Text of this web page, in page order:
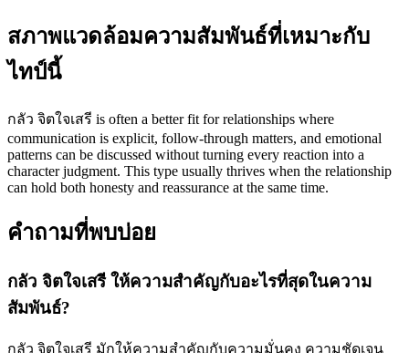
สภาพแวดล้อมความสัมพันธ์ที่เหมาะกับ
ไทป์นี้
กลัว จิตใจเสรี is often a better fit for relationships where
communication is explicit, follow-through matters, and emotional
patterns can be discussed without turning every reaction into a
character judgment. This type usually thrives when the relationship
can hold both honesty and reassurance at the same time.
คำถามที่พบบ่อย
กลัว จิตใจเสรี ให้ความสำคัญกับอะไรที่สุดในความ
สัมพันธ์?
กลัว จิตใจเสรี มักให้ความสำคัญกับความมั่นคง ความชัดเจน